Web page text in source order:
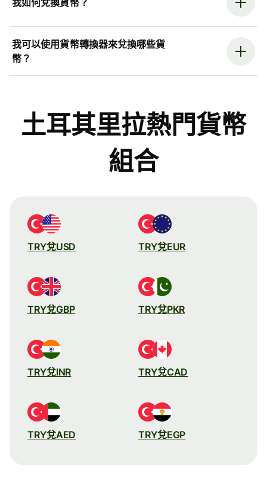
我如何兌換貨幣？
我可以使用貨幣轉換器來兌換哪些貨
幣？
土耳其里拉熱門貨幣
組合
TRY兌USD TRY兌EUR
TRY兌GBP TRY兌PKR
TRY兌INR TRY兌CAD
TRY兌AED TRY兌EGP